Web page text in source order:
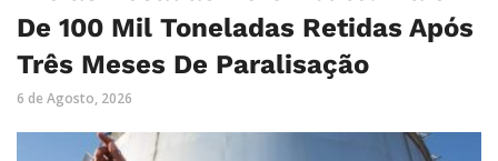
De 100 Mil Toneladas Retidas Após
Três Meses De Paralisação
6 de Agosto, 2026